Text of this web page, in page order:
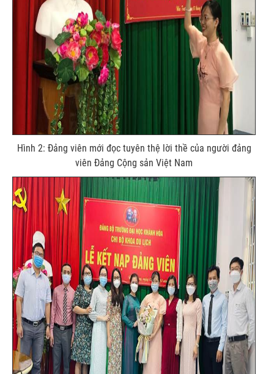
Hình 2: Đảng viên mới đọc tuyên thệ lời thề của người đảng
viên Đảng Cộng sản Việt Nam